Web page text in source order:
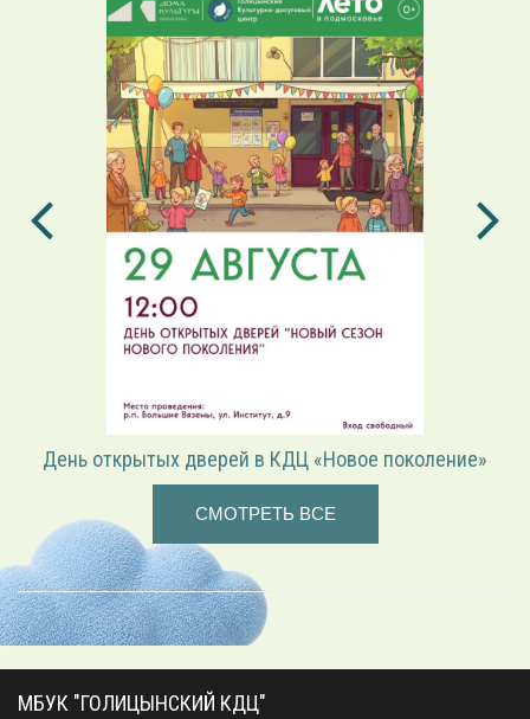
День открытых дверей в КДЦ «Новое поколение»
СМОТРЕТЬ ВСЕ
МБУК "ГОЛИЦЫНСКИЙ КДЦ"